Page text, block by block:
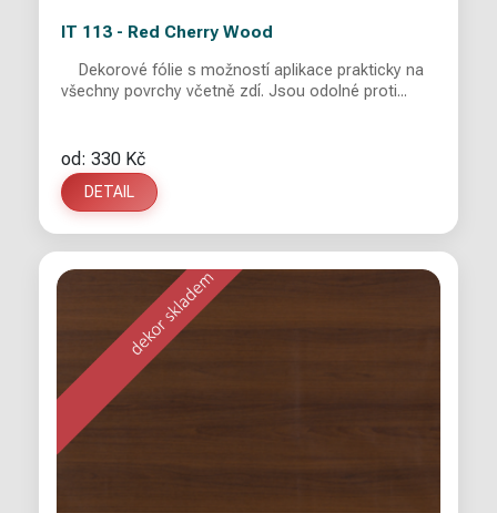
IT 113 - Red Cherry Wood
všechny povrchy včetně zdí. Jsou odolné proti...
od: 330 Kč
DETAIL